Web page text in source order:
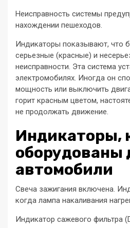
Неисправность системы
нахождении пешеходов.
Индикаторы показывают, что
серьезные (красные) и
неисправности. Эта система
электромобилях. Иногда он
мощность или выключить
горит красным цветом,
не продолжать движение.
Индикаторы,
оборудованы
автомобили
Свеча зажигания включена.
когда лампа накаливания
Индикатор сажевого фильтра